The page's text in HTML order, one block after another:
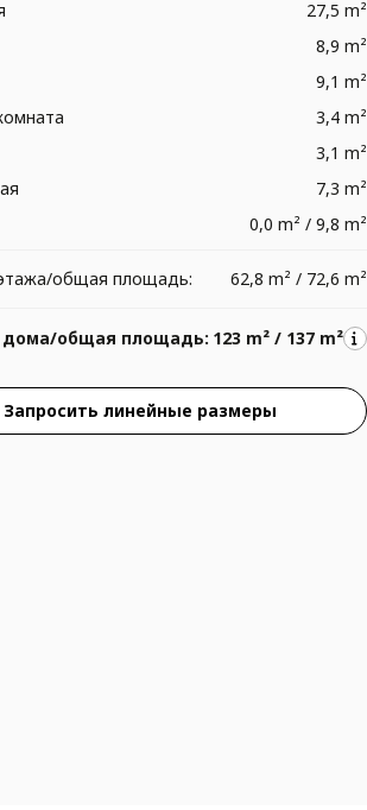
27,5 m²
8,9 m²
9,1 m²
3,4 m²
3,1 m²
7,3 m²
0,0 m² / 9,8 m²
общая площадь: 62,8 m² / 72,6 m²
общая площадь: 123 m² / 137 m²
Запросить линейные размеры